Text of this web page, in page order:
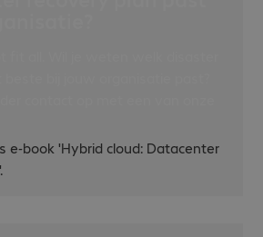
e-book 'Hybrid cloud: Datacenter